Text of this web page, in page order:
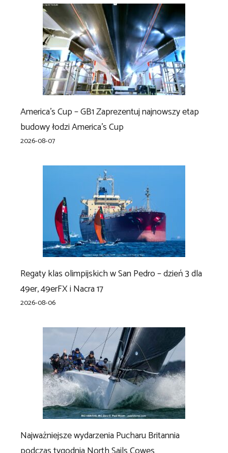
America’s Cup – GB1 Zaprezentuj najnowszy etap
budowy łodzi America’s Cup
2026-08-07
Regaty klas olimpijskich w San Pedro – dzień 3 dla
49er, 49erFX i Nacra 17
2026-08-06
Najważniejsze wydarzenia Pucharu Britannia